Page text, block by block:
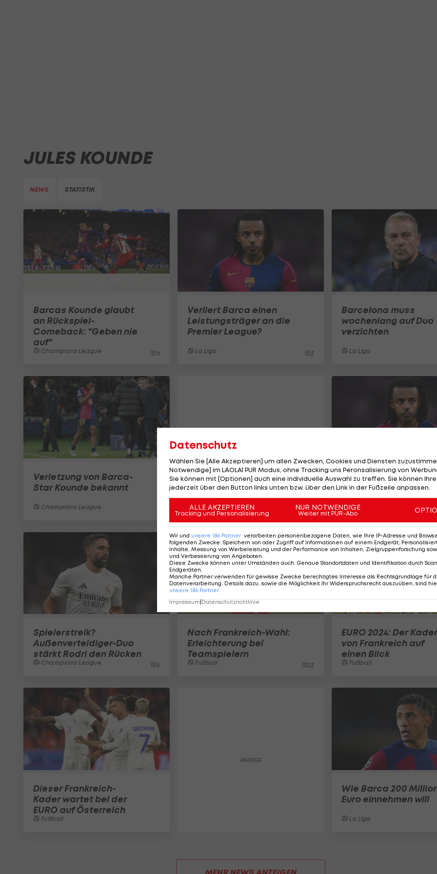
JULES KOUNDE
NEWS STATISTIK
Barcas Kounde glaubt
an Rückspiel-
Comeback: "Geben nie
auf"
Champions League 11
Verliert Barca einen
Leistungsträger an die
Premier League?
La Liga 2
Barcelona muss
wochenlang auf Duo
verzichten
La Liga
Verletzung von Barca-
Star Kounde bekannt
Champions League
Kounde gesteht:
war es meine
Leidenschaft"
La Liga
Spielerstreik?
Außenverteidiger-Duo
stärkt Rodri den Rücken
Champions League 5
Nach Frankreich-Wahl:
Erleichterung bei
Teamspielern
Fußball 22
EURO 2024: Der Kader
von Frankreich auf
einen Blick
Fußball
Dieser Frankreich-
Kader wartet bei der
EURO auf Österreich
Fußball
Wie Barca 200
Euro einnehmen will
La Liga
Datenschutz
Wählen Sie [Alle Akzeptieren] um allen Zwecken, Cookies und Diensten
Notwendige] im LAOLA1 PUR Modus, ohne Tracking uns Peronsalisierung von
Sie können mit [Optionen] auch eine individuelle Auswahl zu treffen. Sie können
jederzeit über den Button links unten bzw. über den Link in der Fußzeile anpassen.
ALLE AKZEPTIEREN
Tracking und Personalisierung
NUR NOTWENDIGE
Weiter mit PUR-Abo
Wir und unsere 186 Partner verarbeiten personenbezogene Daten, wie Ihre IP-Adresse und
folgenden Zwecke: Speichern von oder Zugriff auf Informationen auf einem Endgerät;
Inhalte, Messung von Werbeleistung und der Performance von Inhalten, Zielgruppenforschung
und Verbesserung von Angeboten.
Diese Zwecke können unter Umständen auch: Genaue Standortdaten und Identifikation durch
Endgeräten.
Manche Partner verwenden für gewisse Zwecke berechtigtes Interesse als Rechtsgrundlage für
Datenverarbeitung. Details dazu, sowie die Möglichkeit Ihr Widerspruchsrecht auszuüben, sind
unsere 186 Partner
Impressum Datenschutzrichtlinie